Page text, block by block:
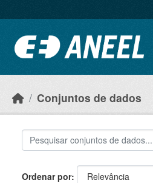
Conjuntos de dados
Ordenar por